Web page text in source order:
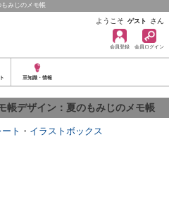
みじのメモ帳
ようこそ ゲスト さん
会員登録 会員ログイン
豆知識・情報
帳デザイン：夏のもみじのメモ帳
ト ・ イラストボックス